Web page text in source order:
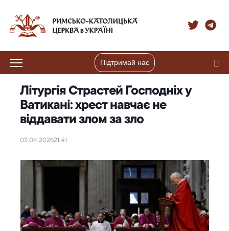
Підтримай нас
Літургія Страстей Господніх у
Ватикані: хрест навчає не
віддавати злом за зло
03.04.202621:41